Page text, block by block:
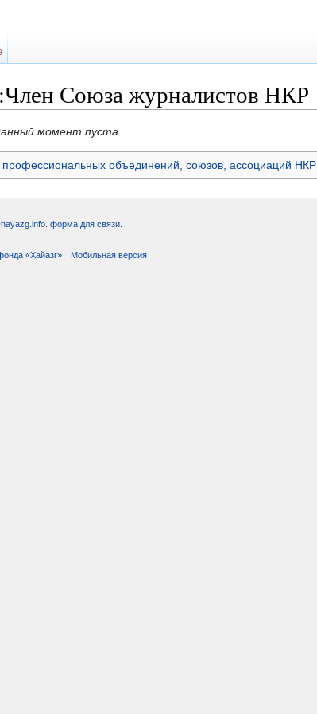
Союза журналистов НКР
момент пуста.
объединений, союзов, ассоциаций НКР
форма для связи
«Хайазг» Мобильная версия